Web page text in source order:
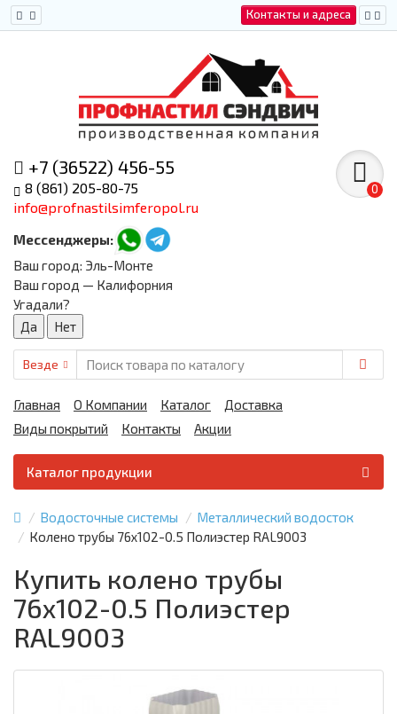
Контакты и адреса
+7 (36522) 456-55
8 (861) 205-80-75
info@profnastilsimferopol.ru
Мессенджеры:
0
Ваш город: Эль-Монте
Ваш город — Калифорния
Угадали?
Везде
Главная О Компании Каталог
Доставка
Виды покрытий
Контакты Акции
Каталог продукции
Водосточные системы
Металлический водосток
Колено трубы 76х102-0.5 Полиэстер RAL9003
Купить колено трубы
76х102-0.5 Полиэстер
RAL9003